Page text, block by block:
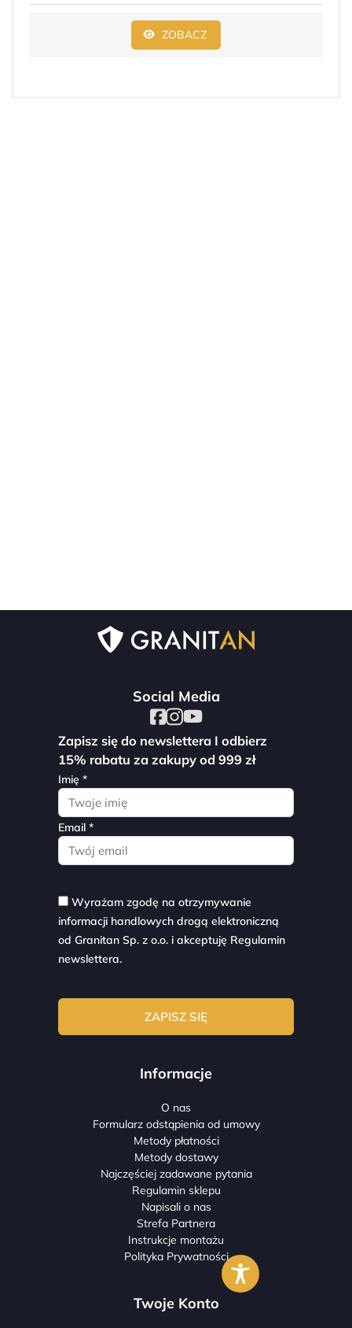
ZOBACZ
Social Media
Zapisz się do newslettera I odbierz
15% rabatu za zakupy od 999 zł
Imię *
Email *
Wyrażam zgodę na otrzymywanie
informacji handlowych drogą elektroniczną
od Granitan Sp. z o.o. i akceptuję Regulamin
newslettera.
Informacje
O nas
Formularz odstąpienia od umowy
Metody płatności
Metody dostawy
Najczęściej zadawane pytania
Regulamin sklepu
Napisali o nas
Strefa Partnera
Instrukcje montażu
Polityka Prywatności
Twoje Konto